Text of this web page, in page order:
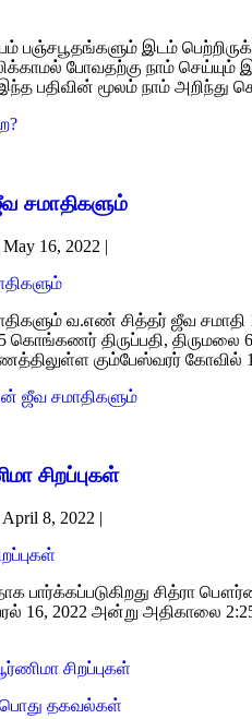
பஞ்சபூதங்களும் இடம்
போவதற்கு நாம்
பதிவின் மூலம் நாம் அறிந்து
சமாதிகளும்
May 16, 2022 |
வ.எண் சித்தர் ஜீவ சமாதி
கொங்கணர் திருப்பதி,
கும்பேஸ்வரர்
ஜீவ சமாதிகளும்
சிறப்புகள்
April 8, 2022 |
பார்க்கப்படுகிறது சித்ரா
16, 2022 அன்று அதிகாலை
சிறப்புகள்
பொது தகவல்கள்